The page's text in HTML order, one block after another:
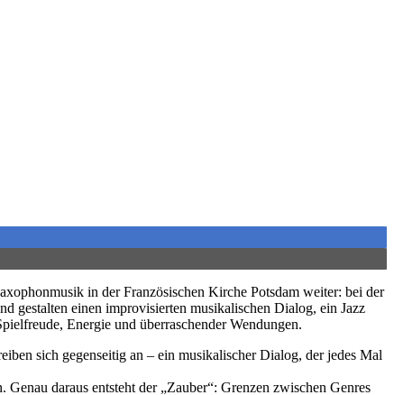
in der Französischen Kirche Potsdam weiter: bei der
gestalten einen improvisierten musikalischen Dialog, ein Jazz
Energie und überraschender Wendungen.
sich gegenseitig an – ein musikalischer Dialog, der jedes Mal
daraus entsteht der „Zauber“: Grenzen zwischen Genres